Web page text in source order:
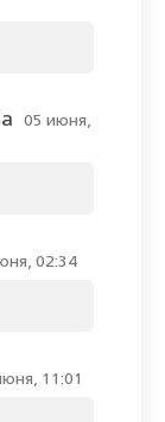
05 июня,
02:34
11:01